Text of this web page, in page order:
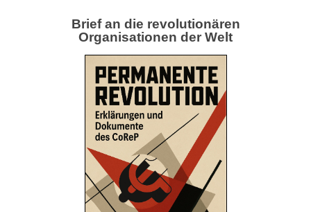
Brief an die revolutionären
Organisationen der Welt